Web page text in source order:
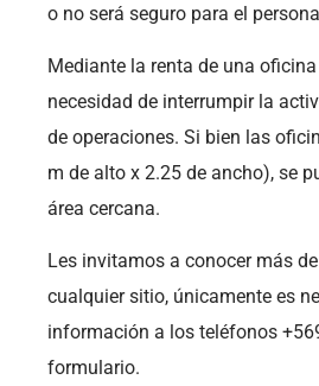
o no será seguro para el
Mediante la renta de una
necesidad de interrumpir la
de operaciones. Si bien las
m de alto x 2.25 de ancho), se
área cercana.
Les invitamos a conocer más
cualquier sitio, únicamente es
información a los teléfonos
formulario.